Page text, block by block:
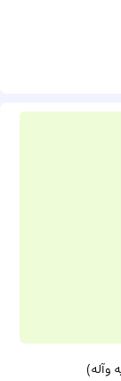
وآله)